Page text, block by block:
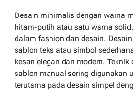
Desain minimalis dengan warna
hitam-putih atau satu warna
dalam fashion dan desain.
sablon teks atau simbol
kesan elegan dan modern.
sablon manual sering digunakan
terutama pada desain simpel